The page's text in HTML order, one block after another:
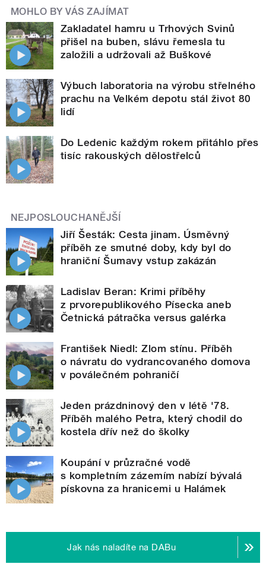
MOHLO BY VÁS ZAJÍMAT
Zakladatel hamru u Trhových Svinů
přišel na buben, slávu řemesla tu
založili a udržovali až Buškové
Výbuch laboratoria na výrobu střelného
prachu na Velkém depotu stál život 80
lidí
Do Ledenic každým rokem přitáhlo přes
tisíc rakouských dělostřelců
NEJPOSLOUCHANĚJŠÍ
Jiří Šesták: Cesta jinam. Úsměvný
příběh ze smutné doby, kdy byl do
hraniční Šumavy vstup zakázán
Ladislav Beran: Krimi příběhy
z prvorepublikového Písecka aneb
Četnická pátračka versus galérka
František Niedl: Zlom stínu. Příběh
o návratu do vydrancovaného domova
v poválečném pohraničí
Jeden prázdninový den v létě '78.
Příběh malého Petra, který chodil do
kostela dřív než do školky
Koupání v průzračné vodě
s kompletním zázemím nabízí bývalá
pískovna za hranicemi u Halámek
Jak nás naladíte na DABu